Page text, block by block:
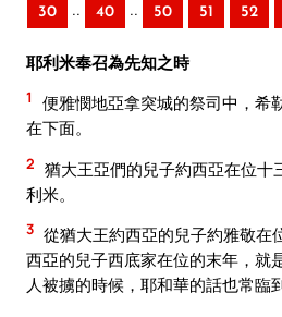
30 .. 40 .. 50 51 52
耶利米奉召為先知之時
1
便雅憫地亞拿突城的祭司中，希
在下面。
2 猶大王亞們的兒子約西亞在位十
利米。
3 從猶大王約西亞的兒子約雅敬在
西亞的兒子西底家在位的末年，就
人被擄的時候，耶和華的話也常臨